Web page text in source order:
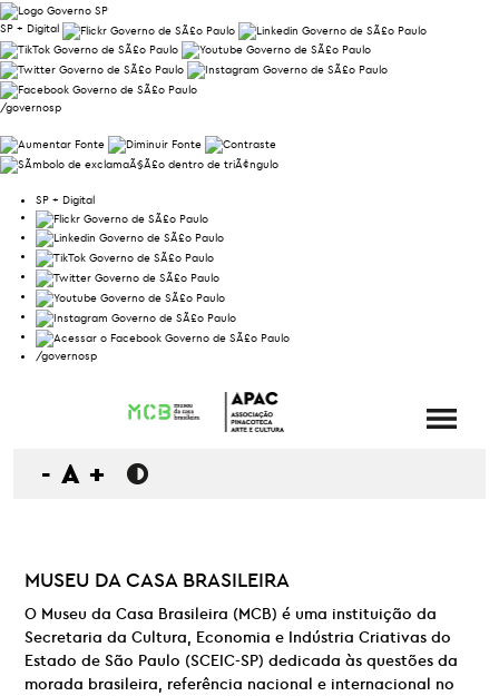
SP + Digital
/governosp
SP + Digital
/governosp
- A +
MUSEU DA CASA BRASILEIRA
O Museu da Casa Brasileira (MCB) é uma instituição da
Secretaria da Cultura, Economia e Indústria Criativas do
Estado de São Paulo (SCEIC-SP) dedicada às questões da
morada brasileira, referência nacional e internacional no